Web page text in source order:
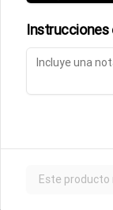
Instrucciones
Este producto